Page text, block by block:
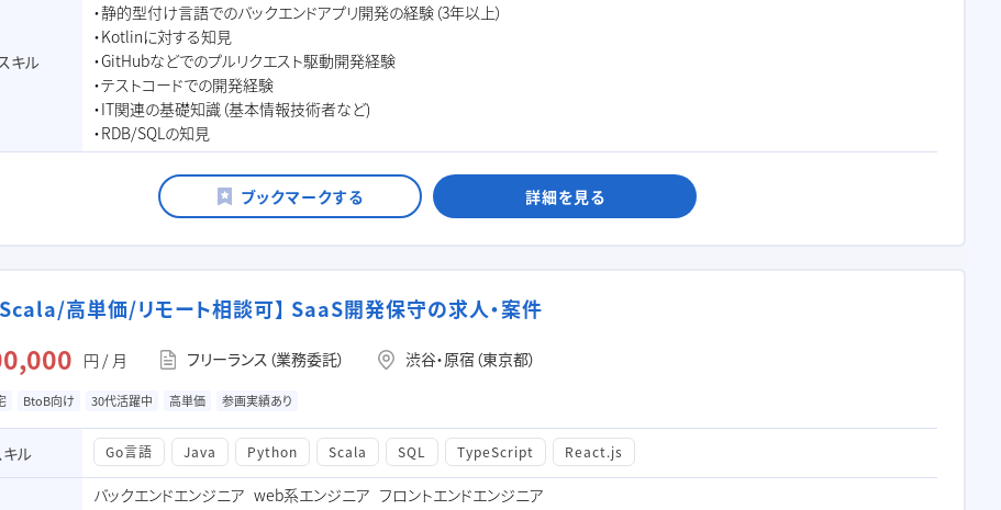
キル
・静的型付け言語でのバックエンドアプリ開発の経験（3年以上）
・Kotlinに対する知見
・GitHubなどでのプルリクエスト駆動開発経験
・テストコードでの開発経験
・IT関連の基礎知識（基本情報技術者など)
・RDB/SQLの知見
詳細を見る
高単価/リモート相談可】 SaaS開発保守の求人・案件
円 / 月 フリーランス（業務委託） 渋谷・原宿（東京都）
BtoB向け 30代活躍中 高単価 参画実績あり
キル Go言語 Java Python Scala SQL TypeScript React.js
バックエンドエンジニア web系エンジニア フロントエンドエンジニア